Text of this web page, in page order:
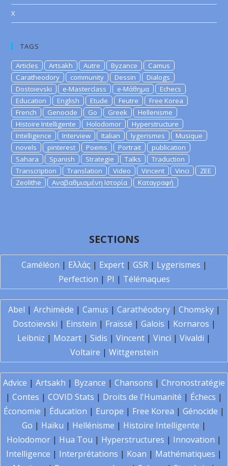
X
TAGS
Articles Artsakh Autre Byzance
Camus
Caratheodory
community Dessin
Dialogs
Dostoievski
e-Masterclass e-Μάθημα
Echecs
Education
English Etude Feutre
Free Korea
French
Genocide Go Greek
Hellenisme
Histoire Intelligente
Holodomor
Hyperstructure
Intelligence
Interview Italian lygerismes
Musique
novels
pinterest Poems Portrait
publication
Sahara
Spanish Strategie Talks
Traduction
Transcription
Translation Video Vincent Vinci
ZEE
Zeolithe
Αναβαθμισμένη Ιστορία Καταγραφή
SECTIONS
Caméléon | Ελλάς | Expert| GSR| Lygerismes |
Perfection | PI | Télémaques
Abel | Archimède | Camus | Carathéodory| Chomsky|
Dostoïevski | Einstein | Fraïssé | Galois | Kornaros |
Leibniz | Mozart | Sidis | Vincent | Vinci | Vivaldi |
Voltaire | Wittgenstein
Advice | Artsakh | Byzance | Chansons | Chronostratégie
| Contes | COVID Stats | Droits de l'Humanité | Échecs |
Économie | Éducation | Europe | Free Korea | Génocide |
Go | Haïku | Hellénisme | Histoire Intelligente |
Holodomor | Hua Tou | Hyperstructures | Innovation |
Intelligence | Interprétations | Koan | Mathématiques |